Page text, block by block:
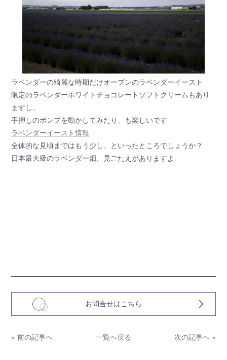
ラベンダーの綺麗な時期だけオープンのラベンダーイースト
限定のラベンダーホワイトチョコレートソフトクリームもあり
ますし、
手押しのポンプを動かしてみたり、も楽しいです
ラベンダーイースト情報
全体的な見頃まではもう少し、といったところでしょうか？
日本最大級のラベンダー畑、見ごたえがありますよ
お問合せはこちら
« 前の記事へ 一覧へ戻る 次の記事へ »